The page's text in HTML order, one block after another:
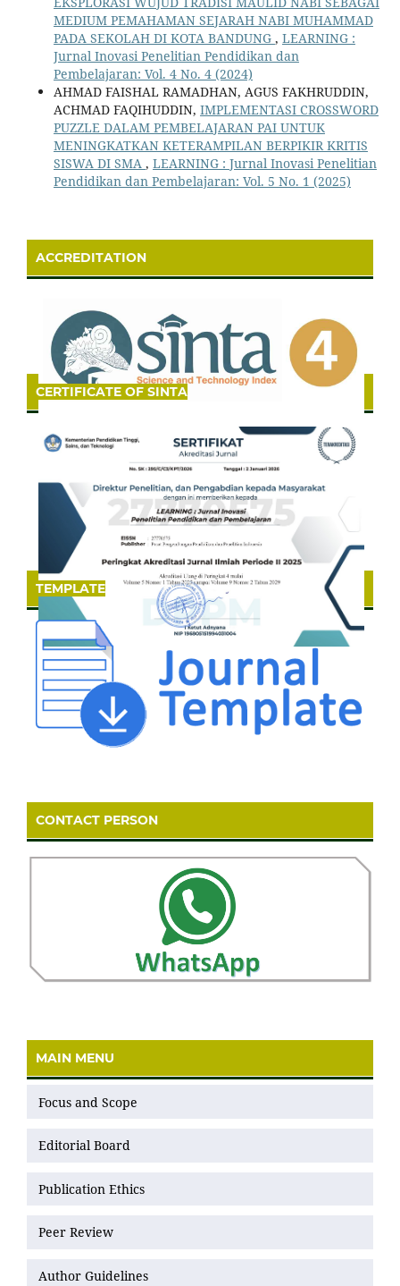
MEDIUM PEMAHAMAN SEJARAH NABI MUHAMMAD
PADA SEKOLAH DI KOTA BANDUNG , LEARNING :
Jurnal Inovasi Penelitian Pendidikan dan
Pembelajaran: Vol. 4 No. 4 (2024)
AHMAD FAISHAL RAMADHAN, AGUS FAKHRUDDIN,
ACHMAD FAQIHUDDIN, IMPLEMENTASI CROSSWORD
PUZZLE DALAM PEMBELAJARAN PAI UNTUK
MENINGKATKAN KETERAMPILAN BERPIKIR KRITIS
SISWA DI SMA , LEARNING : Jurnal Inovasi Penelitian
Pendidikan dan Pembelajaran: Vol. 5 No. 1 (2025)
ACCREDITATION
CERTIFICATE OF SINTA
TEMPLATE
CONTACT PERSON
MAIN MENU
Focus and Scope
Editorial Board
Publication Ethics
Peer Review
Author Guidelines